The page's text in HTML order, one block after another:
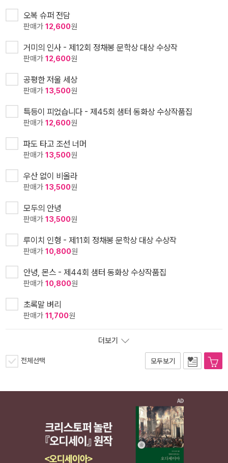
오복 슈퍼 전담
판매가 12,600원
거미의 인사 - 제12회 정채봉 문학상 대상 수상작
판매가 12,600원
공평한 저울 세상
판매가 13,500원
특등이 피었습니다 - 제45회 샘터 동화상 수상작품집
판매가 12,600원
파도 타고 조선 너머
판매가 13,500원
우산 없이 비올라
판매가 13,500원
모두의 안녕
판매가 13,500원
루이치 인형 - 제11회 정채봉 문학상 대상 수상작
판매가 10,800원
안녕, 몬스 - 제44회 샘터 동화상 수상작품집
판매가 10,800원
초록말 벼리
판매가 11,700원
더보기
전체선택 모두보기